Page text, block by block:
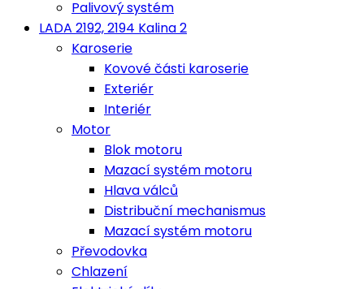
Palivový systém
LADA 2192, 2194 Kalina 2
Karoserie
Kovové části karoserie
Exteriér
Interiér
Motor
Blok motoru
Mazací systém motoru
Hlava válců
Distribuční mechanismus
Mazací systém motoru
Převodovka
Chlazení